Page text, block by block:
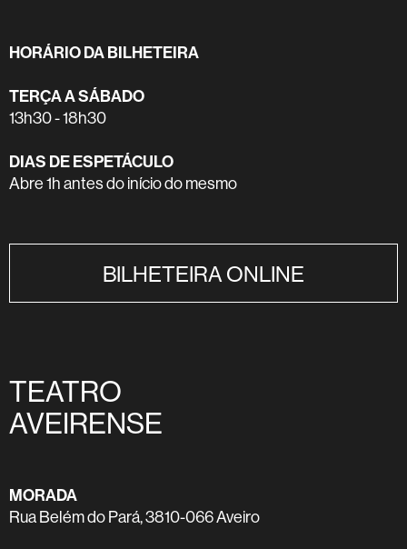
HORÁRIO DA BILHETEIRA
TERÇA A SÁBADO
13h30 - 18h30
DIAS DE ESPETÁCULO
Abre 1h antes do início do mesmo
BILHETEIRA ONLINE
TEATRO
AVEIRENSE
MORADA
Rua Belém do Pará, 3810-066 Aveiro